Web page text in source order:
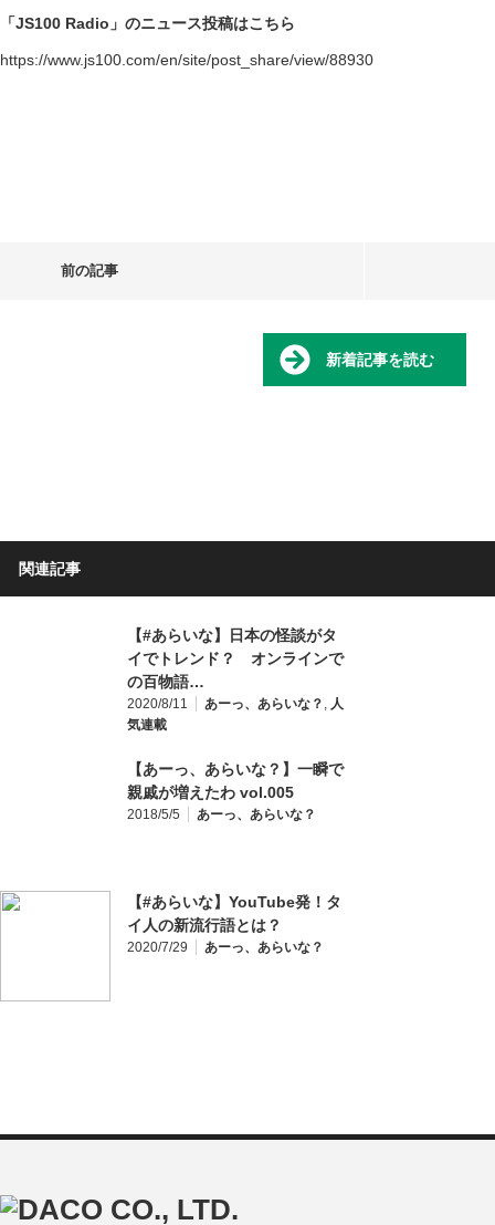
「JS100 Radio」のニュース投稿はこちら
https://www.js100.com/en/site/post_share/view/88930
前の記事
新着記事を読む
関連記事
【#あらいな】日本の怪談がタ
イでトレンド？ オンラインで
の百物語…
2020/8/11 あーっ、あらいな？ , 人
気連載
【あーっ、あらいな？】一瞬で
親戚が増えたわ vol.005
2018/5/5 あーっ、あらいな？
【#あらいな】YouTube発！タ
イ人の新流行語とは？
2020/7/29 あーっ、あらいな？